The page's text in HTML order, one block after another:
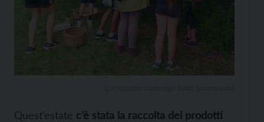
Quest’estate c’è stata la raccolta dei prodotti